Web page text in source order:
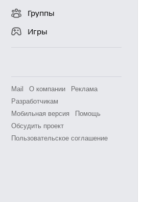
Группы
Игры
Mail О компании
Реклама
Разработчикам
Мобильная версия
Помощь
Обсудить проект
Пользовательское соглашение